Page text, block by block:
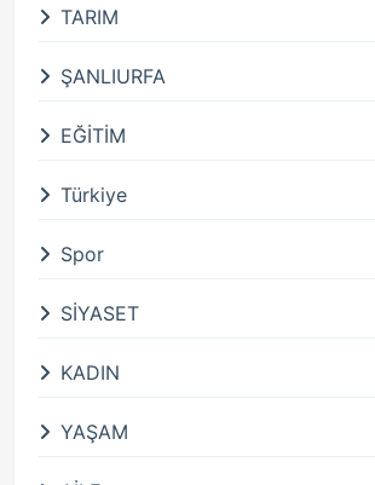
TARIM
ŞANLIURFA
EĞİTİM
Türkiye
Spor
SİYASET
KADIN
YAŞAM